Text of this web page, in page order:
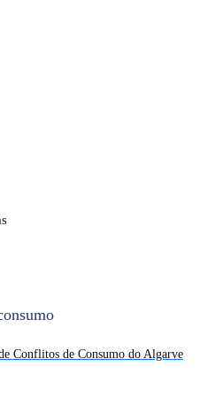
Conflitos de Consumo do Algarve